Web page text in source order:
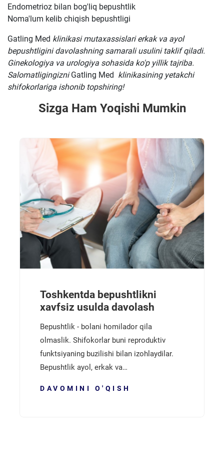
Endometrioz bilan bog'liq bepushtlik
Noma'lum kelib chiqish bepushtligi
Gatling Med klinikasi mutaxassislari erkak va ayol
bepushtligini davolashning samarali usulini taklif qiladi.
Ginekologiya va urologiya sohasida ko'p yillik tajriba.
SalomatligingizniGatling Med klinikasining yetakchi
shifokorlariga ishonib topshiring!
Sizga Ham Yoqishi Mumkin
Toshkentda bepushtlikni
xavfsiz usulda davolash
Bepushtlik - bolani homilador qila
olmaslik. Shifokorlar buni reproduktiv
funktsiyaning buzilishi bilan izohlaydilar.
Bepushtlik ayol, erkak va…
DAVOMINI O'QISH